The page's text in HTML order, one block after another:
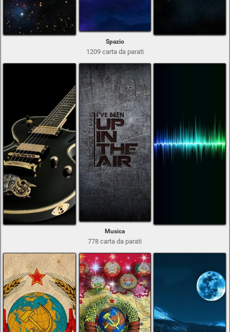
Spazio
1209 carta da parati
Musica
778 carta da parati